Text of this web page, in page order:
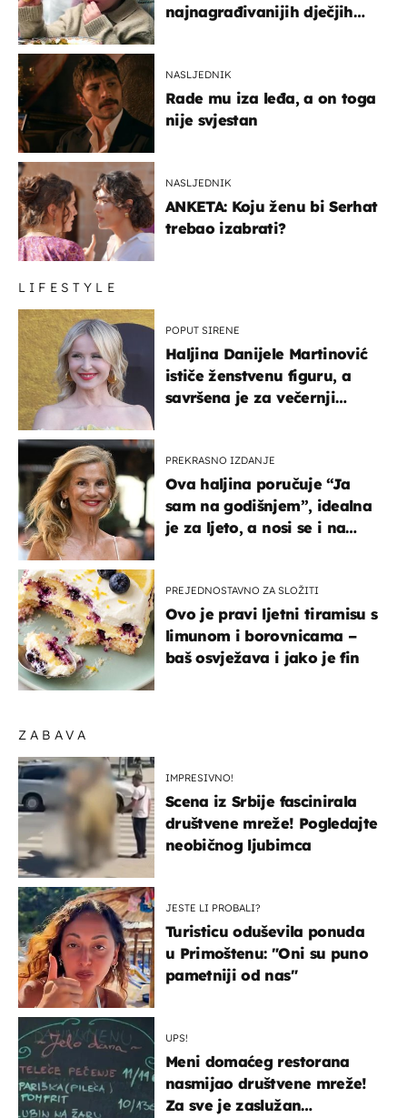
ZABAVA
IMPRESIVNO!
Scena iz Srbije fascinirala
društvene mreže! Pogledajte
neobičnog ljubimca
JESTE LI PROBALI?
Turisticu oduševila ponuda
u Primoštenu: "Oni su puno
pametniji od nas"
UPS!
Meni domaćeg restorana
nasmijao društvene mreže!
Za sve je zaslužan
najnagrađivanijih dječjih
NASLJEDNIK
Rade mu iza leđa, a on toga
nije svjestan
NASLJEDNIK
ANKETA: Koju ženu bi Serhat
trebao izabrati?
LIFESTYLE
POPUT SIRENE
Haljina Danijele Martinović
ističe ženstvenu figuru, a
savršena je za večernji
PREKRASNO IZDANJE
Ova haljina poručuje “Ja
sam na godišnjem”, idealna
je za ljeto, a nosi se i na
PREJEDNOSTAVNO ZA SLOŽITI
Ovo je pravi ljetni tiramisu s
limunom i borovnicama –
baš osvježava i jako je fin